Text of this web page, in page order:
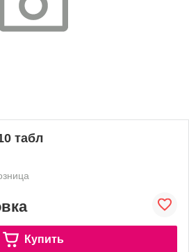
табл
Купить